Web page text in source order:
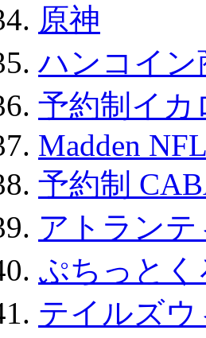
原神
ハンコイン
予約制イカ
Madden
予約制
アトラン
ぷちっと
テイルズ